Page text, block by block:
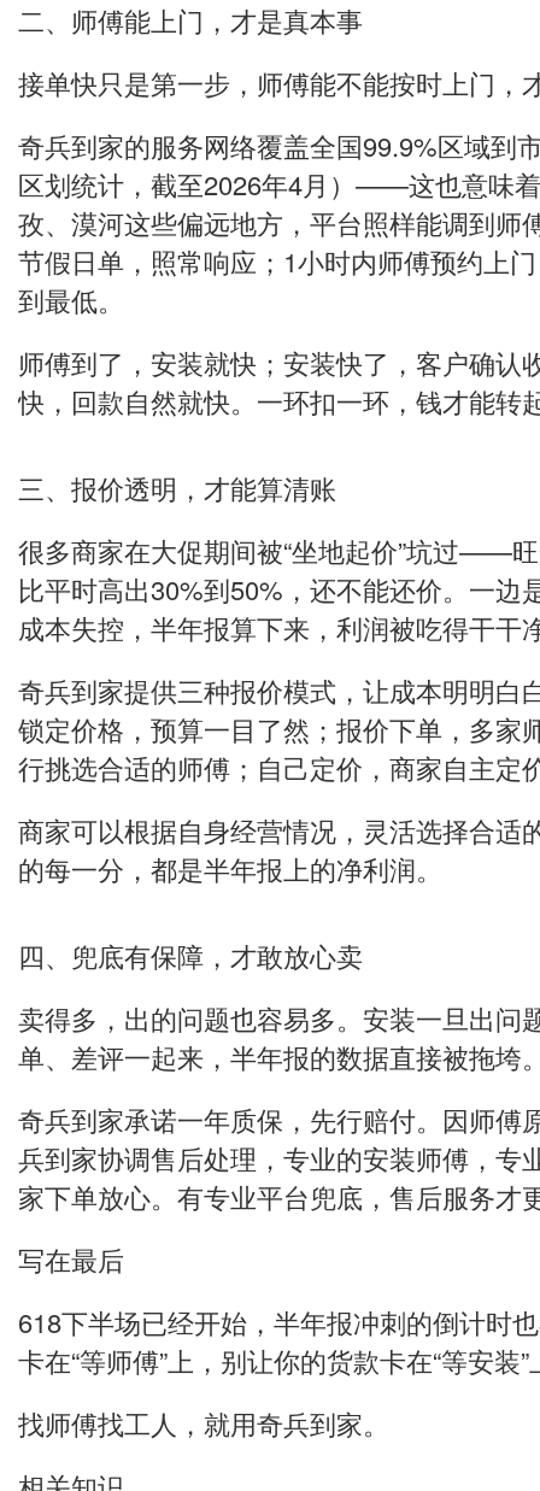
二、师傅能上门，才是真本事
接单快只是第一步，师傅能不能按时上门，
奇兵到家的服务网络覆盖全国99.9%区域到
区划统计，截至2026年4月）——这也意味
孜、漠河这些偏远地方，平台照样能调到师
节假日单，照常响应；1小时内师傅预约上
到最低。
师傅到了，安装就快；安装快了，客户确认
快，回款自然就快。一环扣一环，钱才能转
三、报价透明，才能算清账
很多商家在大促期间被“坐地起价”坑过——
比平时高出30%到50%，还不能还价。一边
成本失控，半年报算下来，利润被吃得干干
奇兵到家提供三种报价模式，让成本明明白
锁定价格，预算一目了然；报价下单，多家
行挑选合适的师傅；自己定价，商家自主定
商家可以根据自身经营情况，灵活选择合适
的每一分，都是半年报上的净利润。
四、兜底有保障，才敢放心卖
卖得多，出的问题也容易多。安装一旦出问
单、差评一起来，半年报的数据直接被拖垮
奇兵到家承诺一年质保，先行赔付。因师傅
兵到家协调售后处理，专业的安装师傅，专
家下单放心。有专业平台兜底，售后服务才
写在最后
618下半场已经开始，半年报冲刺的倒计时
卡在“等师傅”上，别让你的货款卡在“等安装”
找师傅找工人，就用奇兵到家。